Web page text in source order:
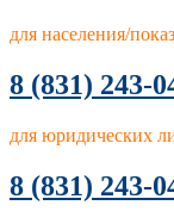
для населения/
8 (831) 243-
для юридических
8 (831) 243-